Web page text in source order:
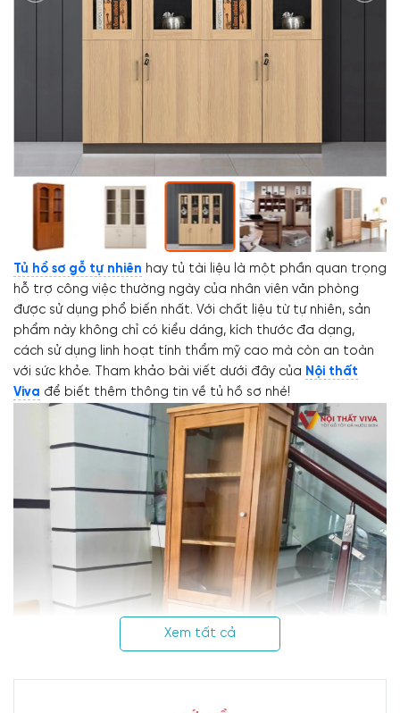
Tủ hồ sơ gỗ tự nhiên hay tủ tài liệu là một phần quan trọng
hỗ trợ công việc thường ngày của nhân viên văn phòng
được sử dụng phổ biến nhất. Với chất liệu từ tự nhiên, sản
phẩm này không chỉ có kiểu dáng, kích thước đa dạng,
cách sử dụng linh hoạt tính thẩm mỹ cao mà còn an toàn
với sức khỏe. Tham khảo bài viết dưới đây của Nội thất
Viva để biết thêm thông tin về tủ hồ sơ nhé!
Xem tất cả